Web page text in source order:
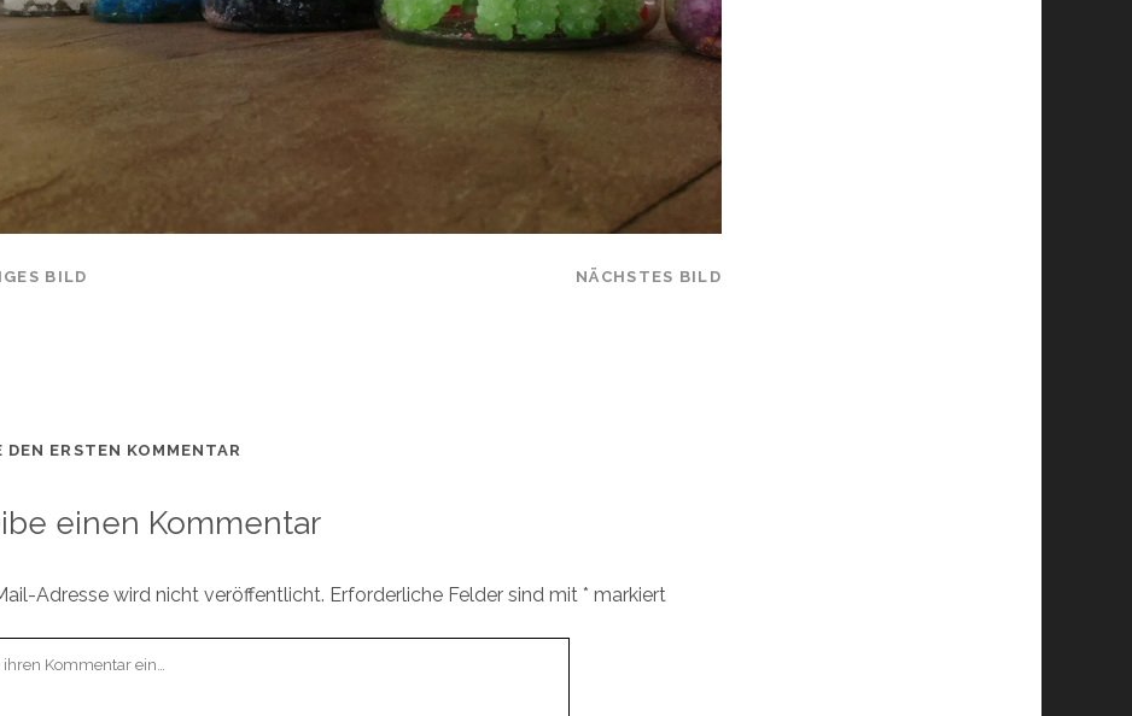
BILD NÄCHSTES BILD
DEN ERSTEN KOMMENTAR
einen Kommentar
Adresse wird nicht veröffentlicht. Erforderliche Felder sind mit * markiert